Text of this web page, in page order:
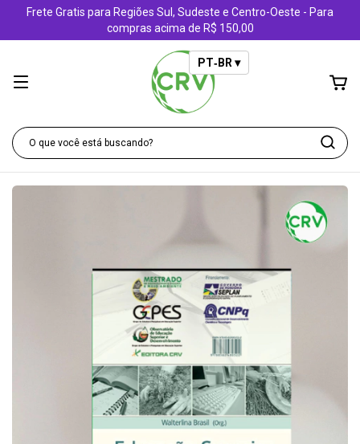
Frete Gratis para Regiões Sul, Sudeste e Centro-Oeste - Para
compras acima de R$ 150,00
PT‑BR ▾